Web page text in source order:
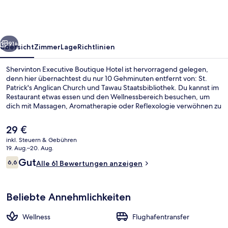
Weiter
91+
ÜbersichtZimmerLageRichtlinien
Shervinton Executive Boutique Hotel ist hervorragend gelegen,
denn hier übernachtest du nur 10 Gehminuten entfernt von: St.
Patrick's Anglican Church und Tawau Staatsbibliothek. Du kannst im
Restaurant etwas essen und den Wellnessbereich besuchen, um
dich mit Massagen, Aromatherapie oder Reflexologie verwöhnen zu
Reisende loben den allgemeinen Zustand der Unterkunft.
Der
aktuelle
Preis
beträgt
29 €.
29 €
inkl. Steuern & Gebühren
19. Aug.–20. Aug.
Bewertungen
6,66,6 von 10.
GutAlle 61 Bewertungen anzeigen
Beliebte Annehmlichkeiten
Wellness Flughafentransfer